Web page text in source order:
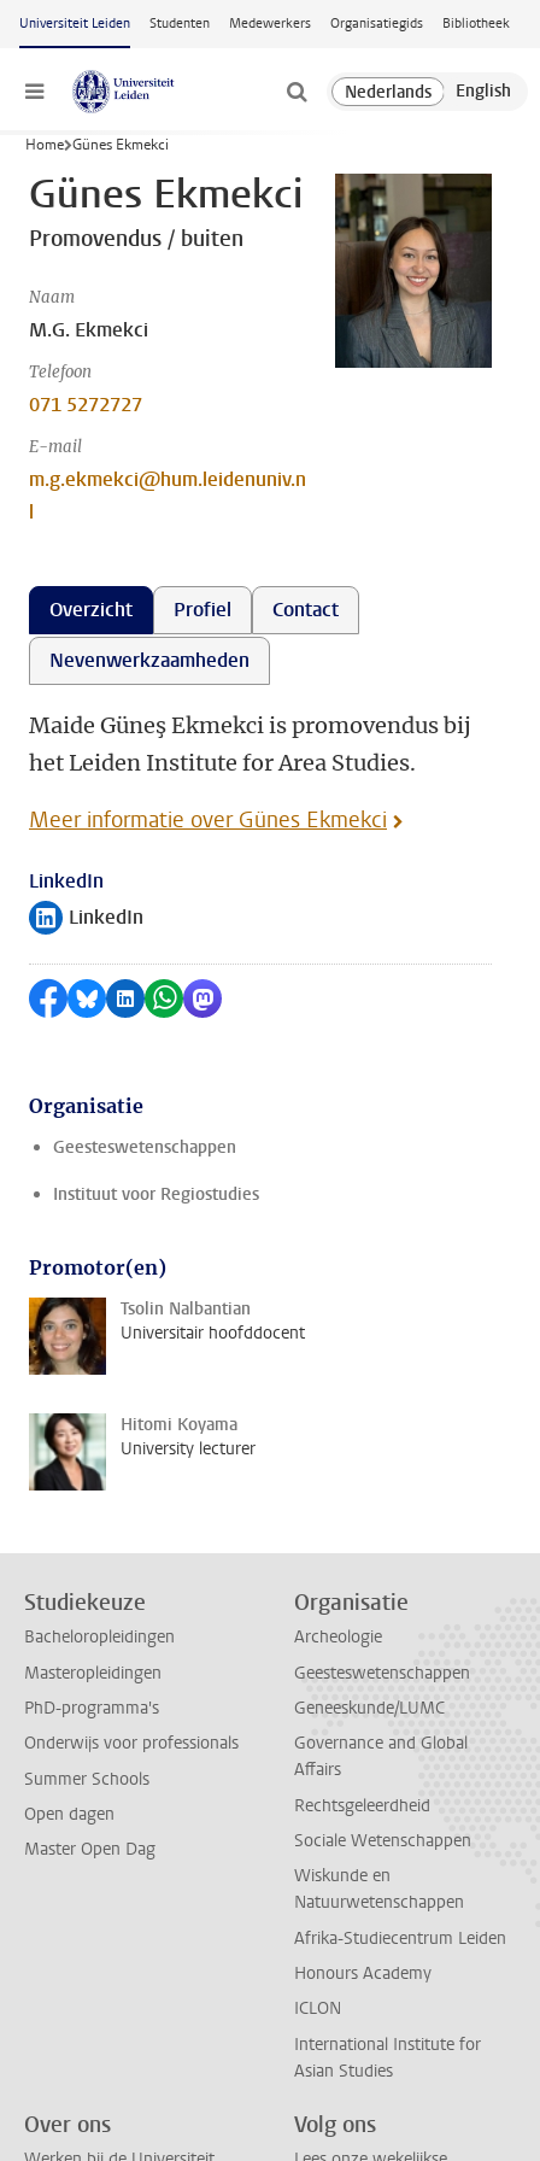
Ga naar hoofdinhoud
Universiteit Leiden Studenten Medewerkers Organisatiegids Bibliotheek
Menu
Home Günes Ekmekci
Günes Ekmekci
Promovendus / buiten
Naam
M.G. Ekmekci
Telefoon
071 5272727
E-mail
m.g.ekmekci@hum.leidenuniv.n
l
Overzicht Profiel
Contact
Nevenwerkzaamheden
Maide Güneş Ekmekci is promovendus bij
het Leiden Institute for Area Studies.
Meer informatie over Günes Ekmekci
LinkedIn
Volg ons op
LinkedIn
Delen op Facebook
Delen via Bluesky
Delen op LinkedIn
Delen via WhatsApp
Delen via Mastodon
Organisatie
Geesteswetenschappen
Instituut voor Regiostudies
Promotor(en)
Tsolin Nalbantian
Universitair hoofddocent
Hitomi Koyama
University lecturer
Studiekeuze
Bacheloropleidingen
Masteropleidingen
PhD-programma's
Onderwijs voor professionals
Summer Schools
Open dagen
Master Open Dag
Organisatie
Archeologie
Geesteswetenschappen
Geneeskunde/LUMC
Governance and Global
Affairs
Rechtsgeleerdheid
Sociale Wetenschappen
Wiskunde en
Natuurwetenschappen
Afrika-Studiecentrum Leiden
Honours Academy
ICLON
International Institute for
Asian Studies
Over ons Volg ons